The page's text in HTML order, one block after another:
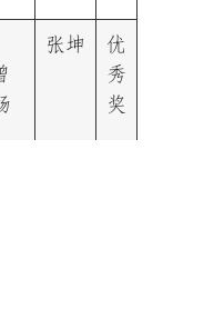
张坤
优
秀
奖